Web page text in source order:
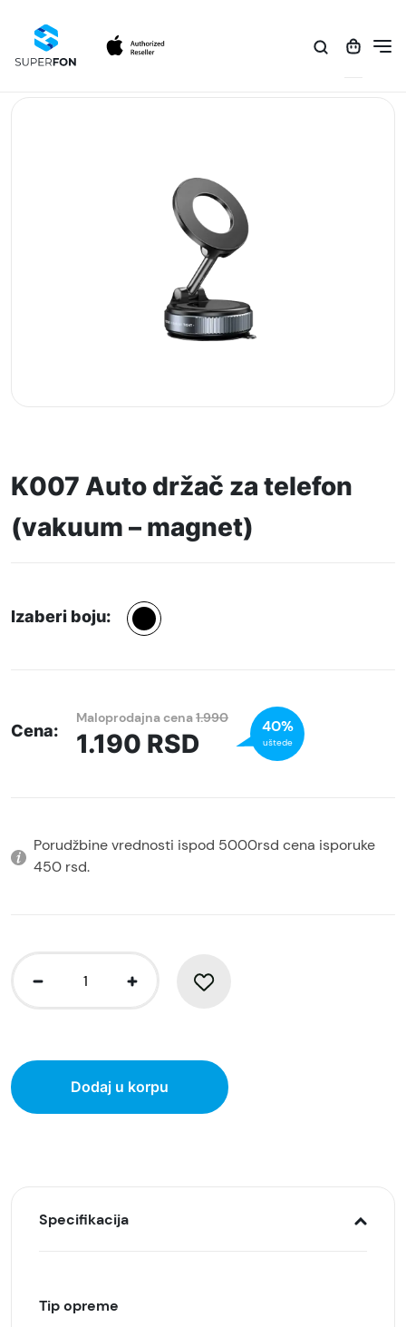
K007 Auto držač za telefon
(vakuum – magnet)
Izaberi boju:
Cena:
Maloprodajna cena1.990
1.190 RSD
40%
uštede
Porudžbine vrednosti ispod 5000rsd cena isporuke
450 rsd.
Dodaj u korpu
Specifikacija
Tip opreme